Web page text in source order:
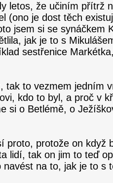
letos, že učiním přítrž
(ono je dost těch
jsem si se synáčkem
jak je to s
sestřenice
tak to vezmem jedním
kdo to byl, a proč v
si o Betlémě, o
proto, protože on když
lidí, tak on jim to teď
na to, jak je to s